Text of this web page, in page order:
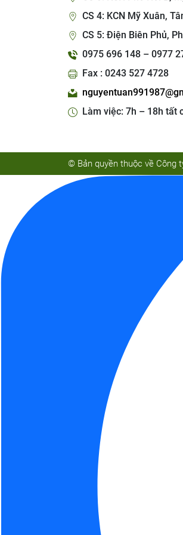
CS 4: KCN Mỹ Xuân,
CS 5: Điện Biên Phủ,
0975 696 148 – 0977
Fax : 0243 527 4728
Làm việc: 7h – 18h tất
© Bản quyền thuộc về Công